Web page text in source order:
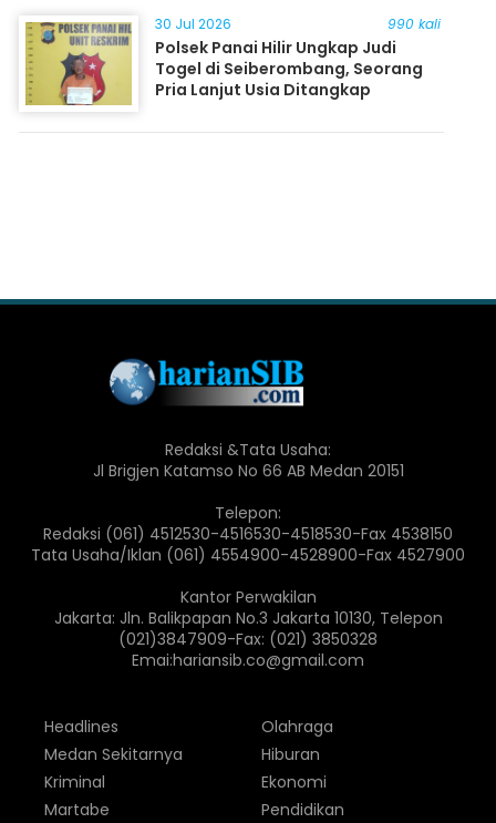
30 Jul 2026 990 kali
Polsek Panai Hilir Ungkap Judi
Togel di Seiberombang, Seorang
Pria Lanjut Usia Ditangkap
Redaksi &Tata Usaha:
Jl Brigjen Katamso No 66 AB Medan 20151
Telepon:
Redaksi (061) 4512530-4516530-4518530-Fax 4538150
Tata Usaha/Iklan (061) 4554900-4528900-Fax 4527900
Kantor Perwakilan
Jakarta: Jln. Balikpapan No.3 Jakarta 10130, Telepon
(021)3847909-Fax: (021) 3850328
Emai:hariansib.co@gmail.com
Headlines
Medan Sekitarnya
Kriminal
Martabe
Olahraga
Hiburan
Ekonomi
Pendidikan